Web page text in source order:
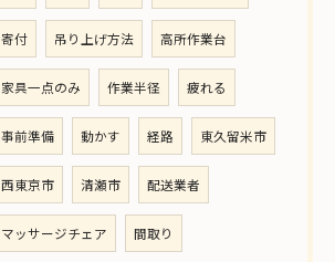
寄付 吊り上げ方法 高所作業台
家具一点のみ 作業半径 疲れる
事前準備 動かす 経路 東久留米市
西東京市 清瀬市 配送業者
マッサージチェア 間取り